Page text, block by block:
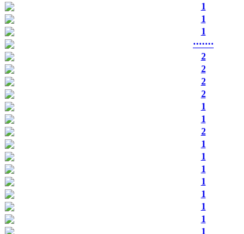
1
1
1
·······
2
2
2
2
1
1
2
1
1
1
1
1
1
1
1